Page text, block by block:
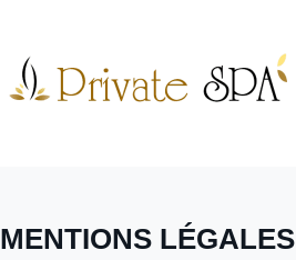
MENTIONS LÉGALES